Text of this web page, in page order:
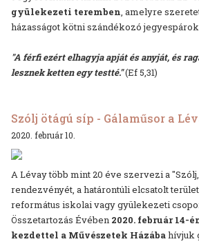
gyülekezeti teremben , amelyre
házasságot kötni szándékozó
"A fér­fi ezért el­hagy­ja ap­ját és any­ját, és
lesz­nek ket­ten egy test­té."(Ef 5,31)
Szólj ötágú síp - Gálaműsor a
2020. február 10.
A Lévay több mint 20 éve szervezi a
rendezvényét, a határontúli elcsatolt
református iskolai vagy gyülekezeti
Összetartozás Évében 2020. február 14-
kezdettel a Művészetek Házábahívjuk